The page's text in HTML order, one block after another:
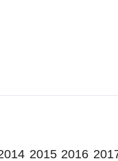
2015 2016